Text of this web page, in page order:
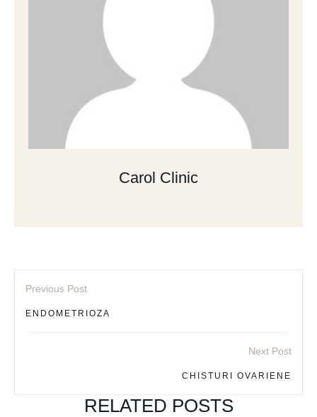
Carol Clinic
Previous Post
ENDOMETRIOZA
Next Post
CHISTURI OVARIENE
RELATED POSTS